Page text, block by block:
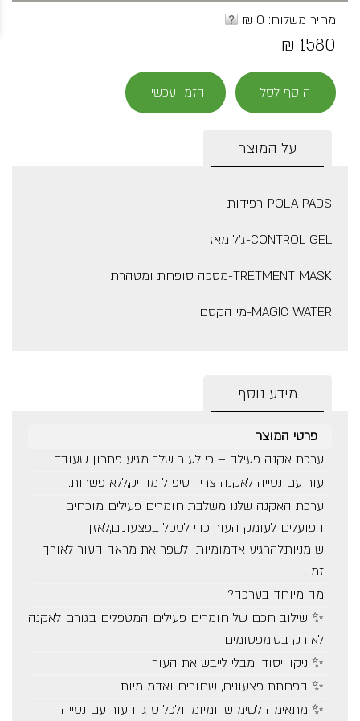
מחיר משלוח: 0 ₪
1580 ₪
הוסף לסל הזמן עכשיו
על המוצר
POLA PADS-רפידות
CONTROL GEL-ג'ל מאזן
TRETMENT MASK-מסכה סופחת ומטהרת
MAGIC WATER-מי הקסם
מידע נוסף
פרטי המוצר
ערכת אקנה פעילה – כי לעור שלך מגיע פתרון שעובד
עור עם נטייה לאקנה צריך טיפול מדויק,ללא פשרות.
ערכת האקנה שלנו משלבת חומרים פעילים מוכחים
הפועלים לעומק העור כדי לטפל בפצעונים,לאזן
שומניות,להרגיע אדמומיות ולשפר את מראה העור לאורך
זמן.
מה מיוחד בערכה?
✨ שילוב חכם של חומרים פעילים המטפלים בגורם לאקנה
לא רק בסימפטומים
✨ ניקוי יסודי מבלי לייבש את העור
✨ הפחתת פצעונים, שחורים ואדמומיות
✨ מתאימה לשימוש יומיומי ולכל סוגי העור עם נטייה